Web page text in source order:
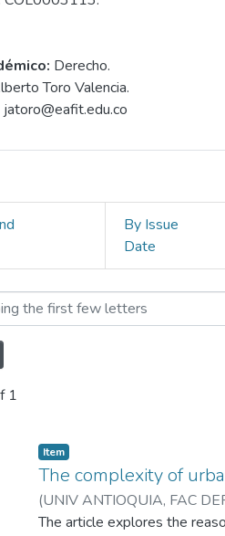
Derecho.
Toro Valencia.
jatoro@eafit.edu.co
By Issue
Date
y Poder by
1
Item
The complexity of
(UNIV ANTIOQUIA, FAC
MONTOYA BRAND ;D.
The article explores the